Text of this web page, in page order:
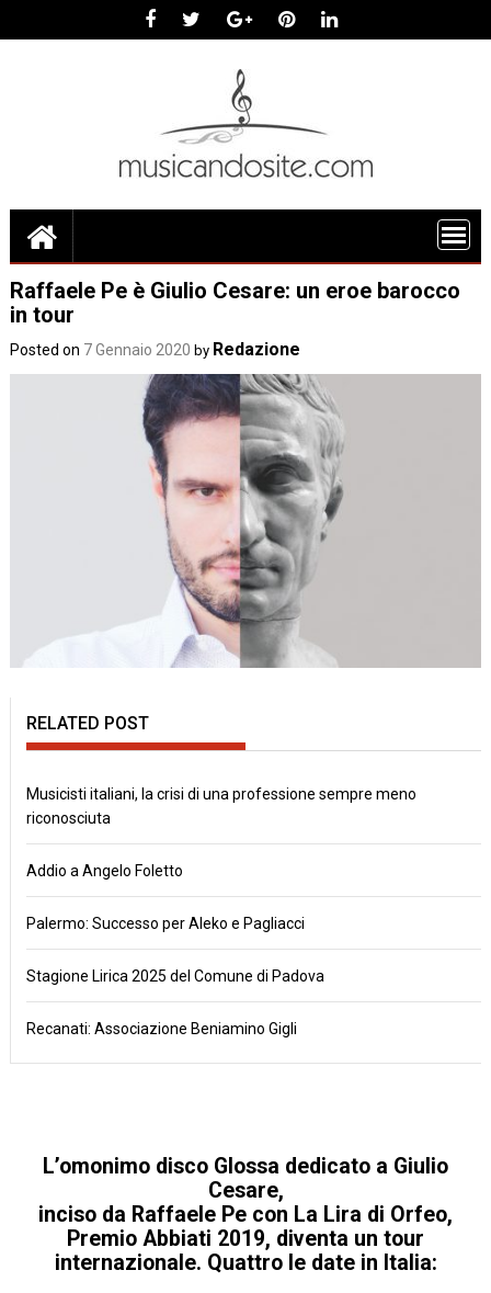
Raffaele Pe è Giulio Cesare: un eroe barocco
in tour
Posted on 7 Gennaio 2020 by Redazione
RELATED POST
Musicisti italiani, la crisi di una professione sempre meno
riconosciuta
Addio a Angelo Foletto
Palermo: Successo per Aleko e Pagliacci
Stagione Lirica 2025 del Comune di Padova
Recanati: Associazione Beniamino Gigli
L’omonimo disco Glossa dedicato a Giulio
Cesare,
inciso da Raffaele Pe con La Lira di Orfeo,
Premio Abbiati 2019, diventa un tour
internazionale. Quattro le date in Italia: